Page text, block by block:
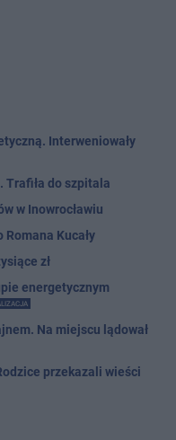
Interweniowały
Trafiła do szpitala
w Inowrocławiu
Kucały
zł
energetycznym
Na miejscu lądował
przekazali wieści